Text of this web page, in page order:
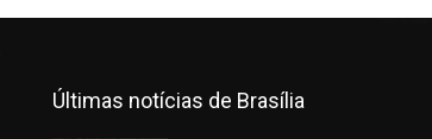
Últimas notícias de Brasília